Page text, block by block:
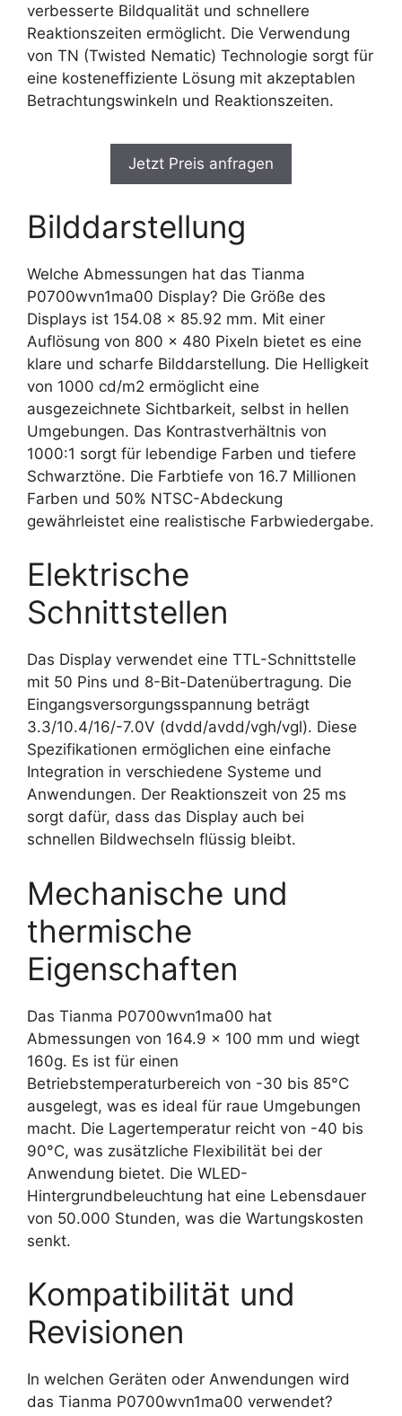
verbesserte Bildqualität und schnellere
Reaktionszeiten ermöglicht. Die Verwendung
von TN (Twisted Nematic) Technologie sorgt für
eine kosteneffiziente Lösung mit akzeptablen
Betrachtungswinkeln und Reaktionszeiten.
Jetzt Preis anfragen
Bilddarstellung
Welche Abmessungen hat das Tianma
P0700wvn1ma00 Display? Die Größe des
Displays ist 154.08 x 85.92 mm. Mit einer
Auflösung von 800 x 480 Pixeln bietet es eine
klare und scharfe Bilddarstellung. Die Helligkeit
von 1000 cd/m2 ermöglicht eine
ausgezeichnete Sichtbarkeit, selbst in hellen
Umgebungen. Das Kontrastverhältnis von
1000:1 sorgt für lebendige Farben und tiefere
Schwarztöne. Die Farbtiefe von 16.7 Millionen
Farben und 50% NTSC-Abdeckung
gewährleistet eine realistische Farbwiedergabe.
Elektrische
Schnittstellen
Das Display verwendet eine TTL-Schnittstelle
mit 50 Pins und 8-Bit-Datenübertragung. Die
Eingangsversorgungsspannung beträgt
3.3/10.4/16/-7.0V (dvdd/avdd/vgh/vgl). Diese
Spezifikationen ermöglichen eine einfache
Integration in verschiedene Systeme und
Anwendungen. Der Reaktionszeit von 25 ms
sorgt dafür, dass das Display auch bei
schnellen Bildwechseln flüssig bleibt.
Mechanische und
thermische
Eigenschaften
Das Tianma P0700wvn1ma00 hat
Abmessungen von 164.9 x 100 mm und wiegt
160g. Es ist für einen
Betriebstemperaturbereich von -30 bis 85°C
ausgelegt, was es ideal für raue Umgebungen
macht. Die Lagertemperatur reicht von -40 bis
90°C, was zusätzliche Flexibilität bei der
Anwendung bietet. Die WLED-
Hintergrundbeleuchtung hat eine Lebensdauer
von 50.000 Stunden, was die Wartungskosten
senkt.
Kompatibilität und
Revisionen
In welchen Geräten oder Anwendungen wird
das Tianma P0700wvn1ma00 verwendet?